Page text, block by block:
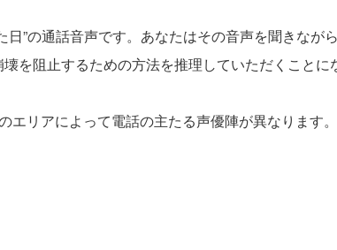
”の通話音声です。あなたはその音声を聞きなが
を阻止するための方法を推理していただくことに
リアによって電話の主たる声優陣が異なります。